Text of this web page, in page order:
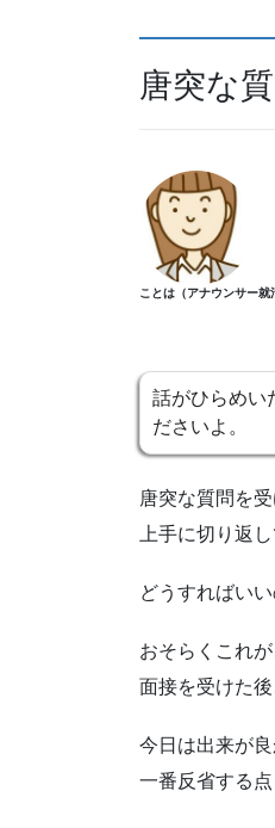
唐突な
ことは（アナウンサー就
話がひらめい
ださいよ。
唐突な質問を受
上手に切り返
どうすればいい
おそらくこれが
面接を受けた後
今日は出来が良
一番反省する点